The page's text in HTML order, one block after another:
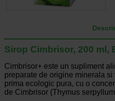
Sirop Cimbrisor, 200 ml,
Cimbrisor+ este un supliment
preparate de origine minerala
prima ecologic pura, cu o
de Cimbrisor (Thymus